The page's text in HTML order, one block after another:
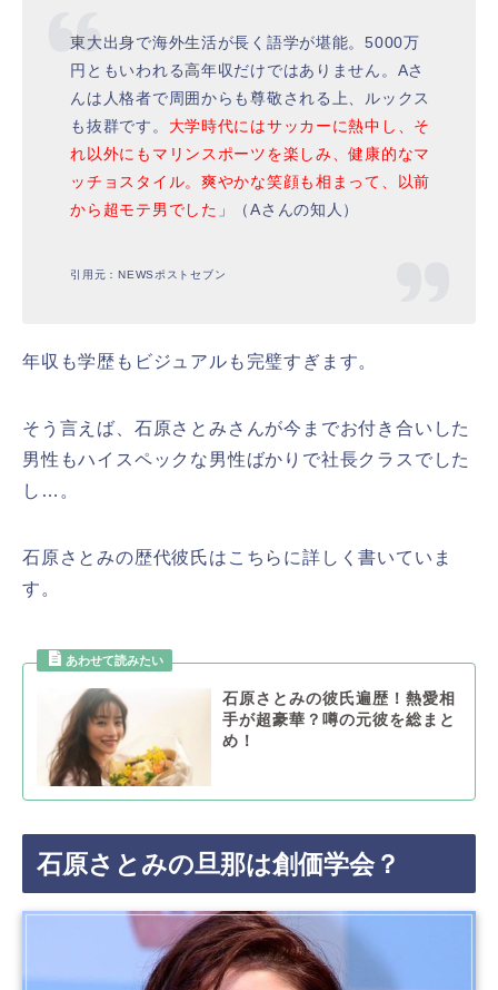
東大出身で海外生活が長く語学が堪能。5000万
円ともいわれる高年収だけではありません。Aさ
んは人格者で周囲からも尊敬される上、ルックス
も抜群です。 大学時代にはサッカーに熱中し、そ
れ以外にもマリンスポーツを楽しみ、健康的なマ
ッチョスタイル。爽やかな笑顔も相まって、以前
から超モテ男でした 」（Aさんの知人）
引用元：NEWSポストセブン
年収も学歴もビジュアルも完璧すぎます。
そう言えば、石原さとみさんが今までお付き合いした
男性もハイスペックな男性ばかりで社長クラスでした
し…。
石原さとみの歴代彼氏はこちらに詳しく書いていま
す。
石原さとみの彼氏遍歴！熱愛相
手が超豪華？噂の元彼を総まと
め！
石原さとみの旦那は創価学会？